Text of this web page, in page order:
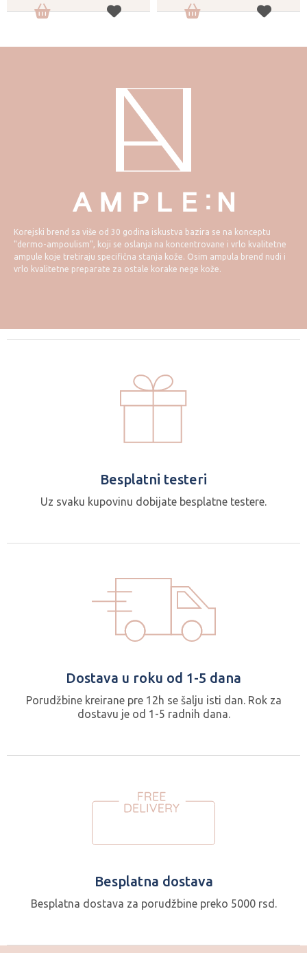
Korejski brend sa više od 30 godina iskustva bazira se na konceptu
"dermo-ampoulism", koji se oslanja na koncentrovane i vrlo kvalitetne
ampule koje tretiraju specifična stanja kože. Osim ampula brend nudi i
vrlo kvalitetne preparate za ostale korake nege kože.
Besplatni testeri
Uz svaku kupovinu dobijate besplatne testere.
Dostava u roku od 1-5 dana
Porudžbine kreirane pre 12h se šalju isti dan. Rok za
dostavu je od 1-5 radnih dana.
Besplatna dostava
Besplatna dostava za porudžbine preko 5000 rsd.